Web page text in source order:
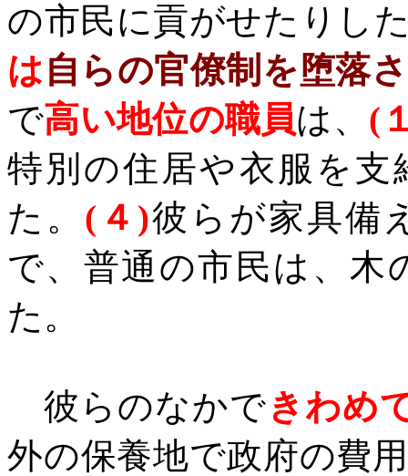
の市民に貢がせたりし
は自らの官僚制を堕落
で高い地位の職員は、 (
特別の住居や衣服を支
た。 ( ４ )彼らが家具備
で、普通の市民は、木
た。
彼らのなかできわめ
外の保養地で政府の費